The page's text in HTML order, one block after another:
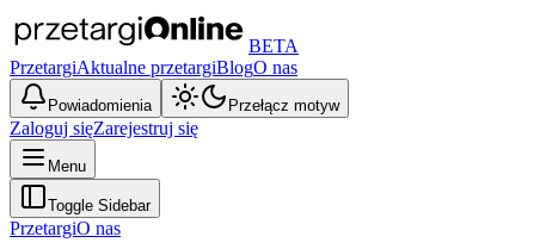
BETA
PrzetargiAktualne przetargiBlogO nas
Powiadomienia Przełącz motyw
Zaloguj sięZarejestruj się
Menu
Toggle Sidebar
PrzetargiO nas